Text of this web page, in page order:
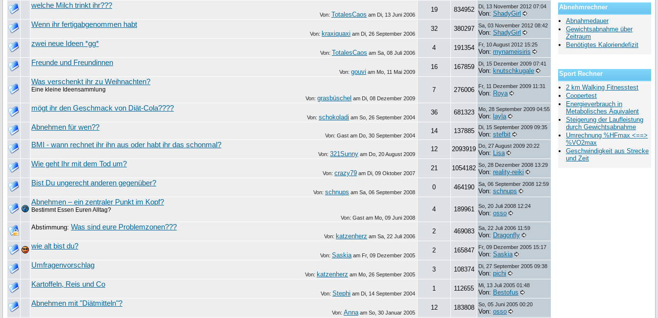
welche Milch trinkt ihr???
Von: TotalesCaos am Di, 13 Juni 2006
19 834952 Di, 13 November 2012 07:04
Von: ShadyGirl
Wenn ihr fertigabgenommen habt
Von: kraxiquaxi am Di, 26 September 2006
32 380297 Sa, 03 November 2012 08:42
Von: ShadyGirl
zwei neue Ideen *gg*
Von: TotalesCaos am Sa, 08 Juli 2006
4 191354 Fr, 10 August 2012 15:25
Von: mynameisiris
Freunde und Freundinnen
Von: gouvi am Mo, 11 Mai 2009
16 167859 Di, 15 Dezember 2009 07:41
Von: knutschkugale
Was verschenkt ihr zu Weihnachten?
Eine kleine Ideensammlung
Von: grasbüschel am Di, 08 Dezember 2009
7 276006 Fr, 11 Dezember 2009 11:31
Von: Roya
mögt ihr den Geschmack von Diät-Cola????
Von: schokoladi am So, 26 September 2004
36 681323 Mo, 28 September 2009 04:55
Von: layla
Abnehmen für wen??
Von: Gast am Do, 30 September 2004
14 137885 Di, 15 September 2009 09:35
Von: stefbit
BMI - wann rechnet ihr ihn aus oder habt ihr das schonmal?
Von: 321Sunny am Do, 20 August 2009
12 2093919 Do, 27 August 2009 20:22
Von: Lisa
Wie geht Ihr mit dem Tod um?
Von: crazy79 am Di, 09 Oktober 2007
21 1054182 So, 28 Dezember 2008 13:29
Von: reality-reiki
Bist Du ungerecht anderen gegenüber?
Von: schnups am Sa, 06 September 2008
0 464190 Sa, 06 September 2008 12:59
Von: schnups
Abnehmen – ein zentraler Punkt im Kopf?
Bestimmt Essen Euren Alltag?
Von: Gast am Mo, 09 Juni 2008
4 189961 So, 20 Juli 2008 12:24
Von: osso
Abstimmung: Was sind eure Problemzonen???
Von: katzenherz am Sa, 22 Juli 2006
2 469083 Sa, 22 Juli 2006 11:59
Von: Dragonfly
wie alt bist du?
Von: Saskia am Fr, 09 Dezember 2005
2 165847 Fr, 09 Dezember 2005 15:17
Von: Saskia
Umfragenvorschlag
Von: katzenherz am Mo, 26 September 2005
3 108374 Di, 27 September 2005 09:38
Von: pichi
Kartoffeln, Reis und Co
Von: Stephi am Di, 14 September 2004
1 112655 Mi, 13 Juli 2005 01:48
Von: Bestofus
Abnehmen mit "Diätmitteln"?
Von: Anna am So, 30 Januar 2005
12 183808 So, 05 Juni 2005 00:20
Von: osso
Abnehmrechner
Abnahmedauer
Gewichtsabnahme über
Zeitraum
Benötigtes Kaloriendefizit
Sport Rechner
2 km Walking Fitnesstest
Coopertest
Energieverbrauch in
Metabolisches Äquivalent
Steigerung der Laufleistung
durch Gewichtsabnahme
Umrechnung %HFmax <==>
%VO2max
Geschwindigkeit aus Strecke
und Zeit